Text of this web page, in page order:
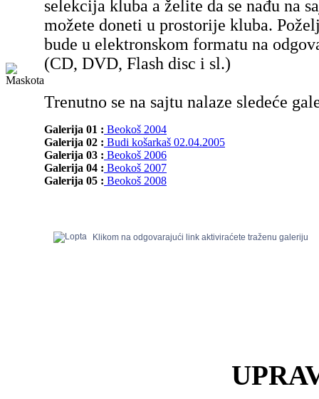
selekcija kluba a želite da se nađu na
možete doneti u prostorije kluba.
bude u elektronskom formatu na
(CD, DVD, Flash disc i sl.)
Trenutno se na sajtu nalaze sledeće
Galerija 01 : Beokoš 2004
Galerija 02 : Budi košarkaš 02.04.2005
Galerija 03 : Beokoš 2006
Galerija 04 : Beokoš 2007
Galerija 05 : Beokoš 2008
Klikom na odgovarajući link aktiviraćete traženu galeriju